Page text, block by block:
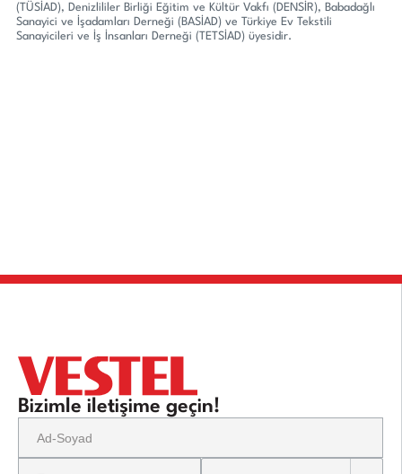
(TÜSİAD), Denizlililer Birliği Eğitim ve Kültür Vakfı (DENSİR), Babadağlı
Sanayici ve İşadamları Derneği (BASİAD) ve Türkiye Ev Tekstili
Sanayicileri ve İş İnsanları Derneği (TETSİAD) üyesidir.
Bizimle iletişime geçin!